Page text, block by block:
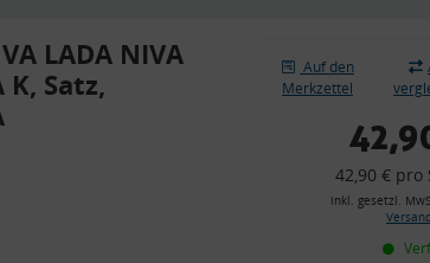
LADA NIVA
K, Satz,
Auf den
Merkzettel
42,90 € pro
inkl. gesetzl.